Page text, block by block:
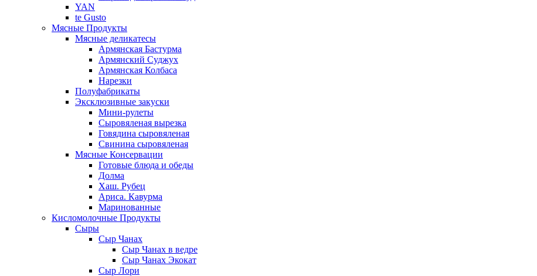
YAN
te Gusto
Мясные Продукты
Мясные деликатесы
Армянская Бастурма
Армянский Суджух
Армянская Колбаса
Нарезки
Полуфабрикаты
Эксклюзивные закуски
Мини-рулеты
Сыровяленая вырезка
Говядина сыровяленая
Свинина сыровяленая
Мясные Консервации
Готовые блюда и обеды
Долма
Хаш. Рубец
Ариса. Кавурма
Маринованные
Кисломолочные Продукты
Сыры
Сыр Чанах
Сыр Чанах в ведре
Сыр Чанах Экокат
Сыр Лори